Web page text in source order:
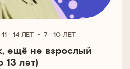
11—14 ЛЕТ 7—10 ЛЕТ
ещё не взрослый
13 лет)